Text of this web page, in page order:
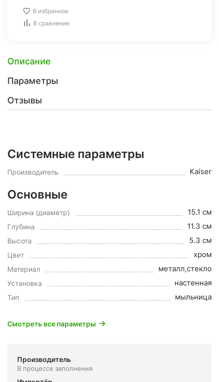
В избранное
В сравнение
Описание
Параметры
Отзывы
Системные параметры
Производитель Kaiser
Основные
Ширина (диаметр) 15.1 см
Глубина 11.3 см
Высота 5.3 см
Цвет хром
Материал металл,стекло
Установка настенная
Тип мыльница
Смотреть все параметры
Производитель
В процессе заполнения